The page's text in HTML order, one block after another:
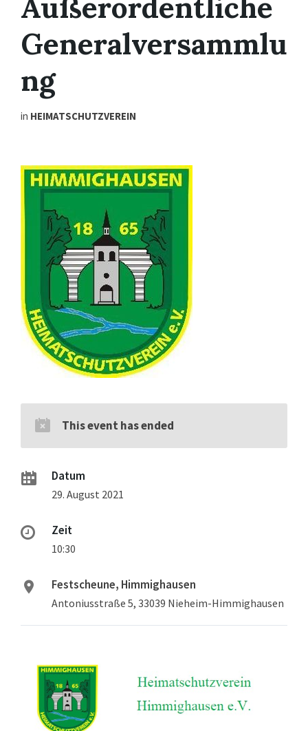
Generalversammlu
ng
in HEIMATSCHUTZVEREIN
This event has ended
Datum
29. August 2021
Zeit
10:30
Festscheune, Himmighausen
Antoniusstraße 5, 33039 Nieheim-Himmighausen